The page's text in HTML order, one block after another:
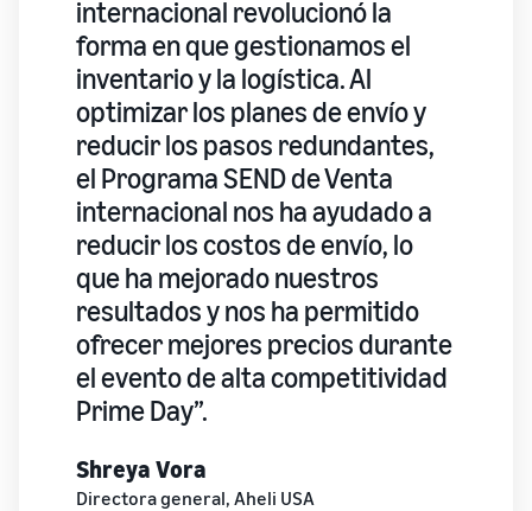
internacional revolucionó la
forma en que gestionamos el
inventario y la logística. Al
optimizar los planes de envío y
reducir los pasos redundantes,
el Programa SEND de Venta
internacional nos ha ayudado a
reducir los costos de envío, lo
que ha mejorado nuestros
resultados y nos ha permitido
ofrecer mejores precios durante
el evento de alta competitividad
Prime Day”.
Shreya Vora
Directora general, Aheli USA